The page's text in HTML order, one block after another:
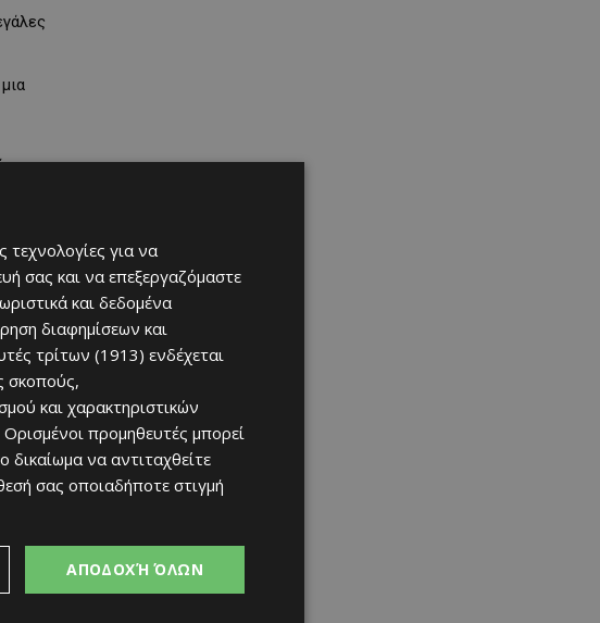
τον
νερό, τον
την υγεία
είναι
και
τεχνολογίες για να
σας και να επεξεργαζόμαστε
και δεδομένα
διαφημίσεων και
τρίτων (1913) ενδέχεται
σκοπούς,
και χαρακτηριστικών
προμηθευτές μπορεί
δικαίωμα να αντιταχθείτε
σας οποιαδήποτε στιγμή
ΑΠΟΔΟΧΉ ΌΛΩΝ